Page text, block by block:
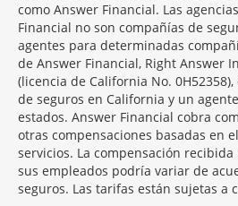
como Answer Financial. Las
Financial no son compañías de
agentes para determinadas
de Answer Financial, Right Answer
(licencia de California No.
de seguros en California y un
estados. Answer Financial cobra
otras compensaciones basadas en
servicios. La compensación
sus empleados podría variar de
seguros. Las tarifas están sujetas a